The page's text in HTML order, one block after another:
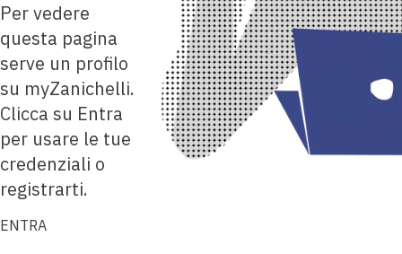
Per vedere
questa pagina
serve un profilo
su myZanichelli.
Clicca su Entra
per usare le tue
credenziali o
registrarti.
ENTRA